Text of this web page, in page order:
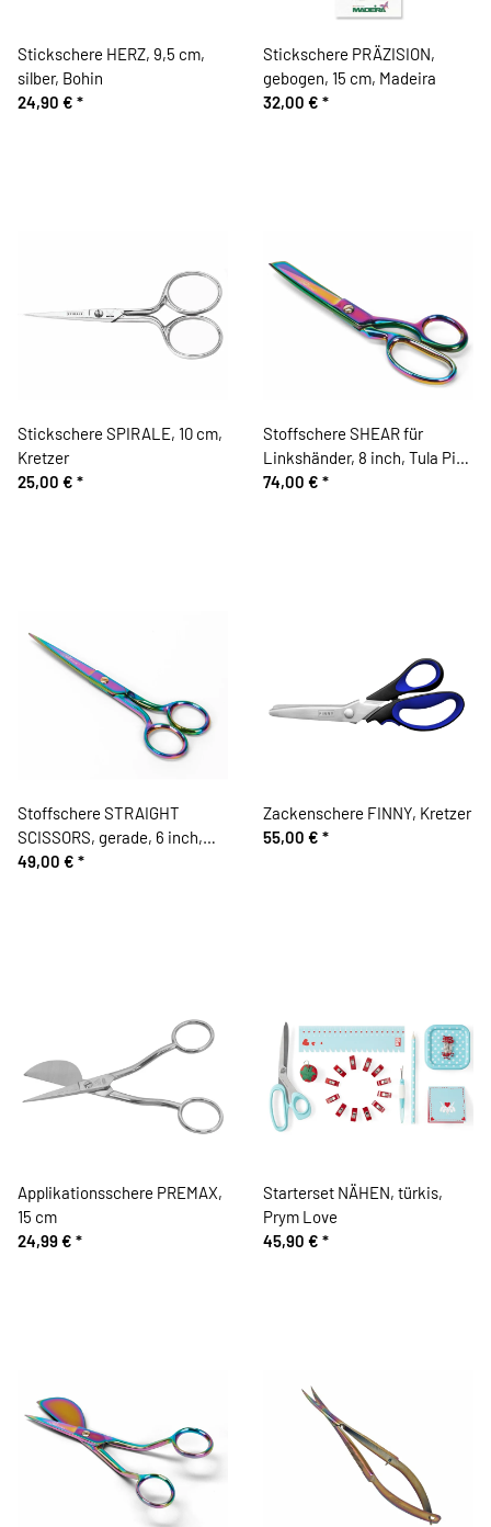
Stickschere HERZ, 9,5 cm,
silber, Bohin
24,90 € *
Stickschere PRÄZISION,
gebogen, 15 cm, Madeira
32,00 € *
Stickschere SPIRALE, 10 cm,
Kretzer
25,00 € *
Stoffschere SHEAR für
Linkshänder, 8 inch, Tula Pink
Hardware
74,00 € *
Stoffschere STRAIGHT
SCISSORS, gerade, 6 inch,
Tula Pink Hardware
49,00 € *
Zackenschere FINNY, Kretzer
55,00 € *
Applikationsschere PREMAX,
15 cm
24,99 € *
Starterset NÄHEN, türkis,
Prym Love
45,90 € *